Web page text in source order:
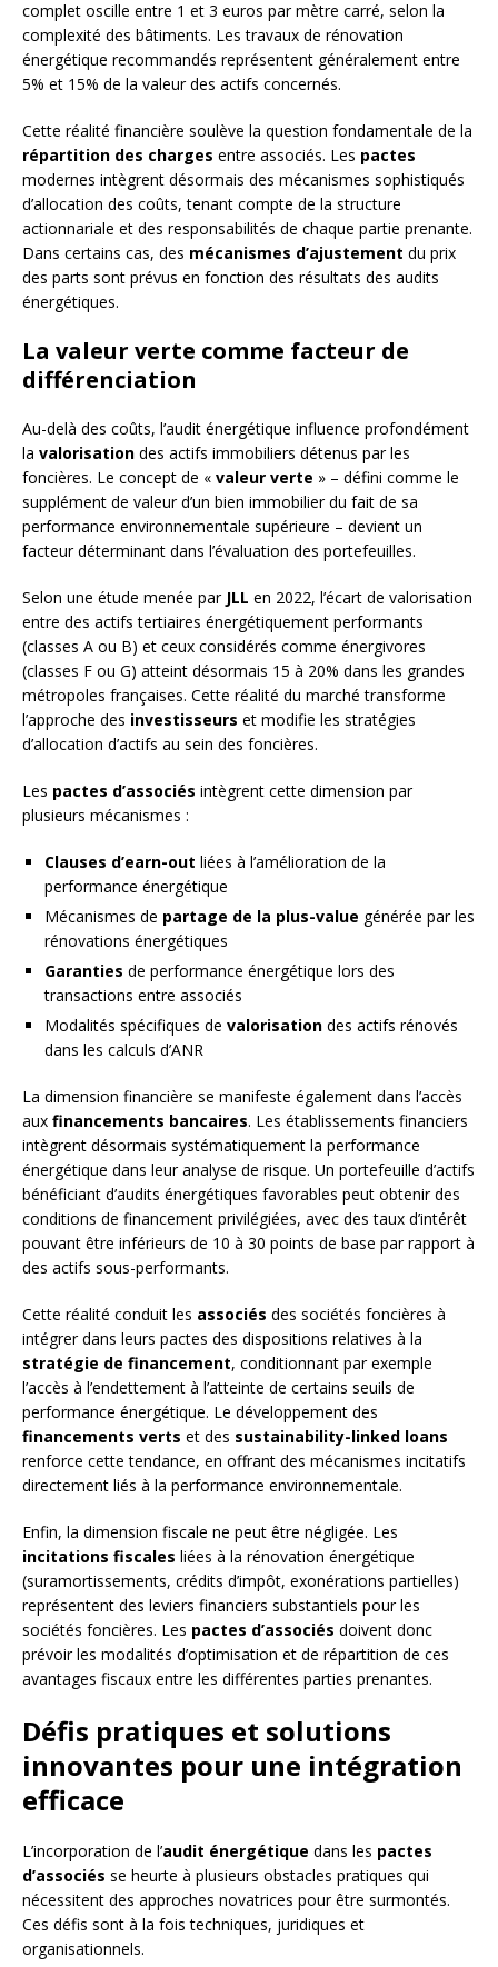
complet oscille entre 1 et 3 euros par mètre carré, selon la
complexité des bâtiments. Les travaux de rénovation
énergétique recommandés représentent généralement entre
5% et 15% de la valeur des actifs concernés.
Cette réalité financière soulève la question fondamentale de la
répartition des charges entre associés. Les pactes
modernes intègrent désormais des mécanismes sophistiqués
d’allocation des coûts, tenant compte de la structure
actionnariale et des responsabilités de chaque partie prenante.
Dans certains cas, des mécanismes d’ajustement du prix
des parts sont prévus en fonction des résultats des audits
énergétiques.
La valeur verte comme facteur de
différenciation
Au-delà des coûts, l’audit énergétique influence profondément
la valorisation des actifs immobiliers détenus par les
foncières. Le concept de « valeur verte » – défini comme le
supplément de valeur d’un bien immobilier du fait de sa
performance environnementale supérieure – devient un
facteur déterminant dans l’évaluation des portefeuilles.
Selon une étude menée par JLL en 2022, l’écart de valorisation
entre des actifs tertiaires énergétiquement performants
(classes A ou B) et ceux considérés comme énergivores
(classes F ou G) atteint désormais 15 à 20% dans les grandes
métropoles françaises. Cette réalité du marché transforme
l’approche des investisseurs et modifie les stratégies
d’allocation d’actifs au sein des foncières.
Les pactes d’associés intègrent cette dimension par
plusieurs mécanismes :
Clauses d’earn-out liées à l’amélioration de la
performance énergétique
Mécanismes de partage de la plus-value générée par les
rénovations énergétiques
Garanties de performance énergétique lors des
transactions entre associés
Modalités spécifiques de valorisation des actifs rénovés
dans les calculs d’ANR
La dimension financière se manifeste également dans l’accès
aux financements bancaires. Les établissements financiers
intègrent désormais systématiquement la performance
énergétique dans leur analyse de risque. Un portefeuille d’actifs
bénéficiant d’audits énergétiques favorables peut obtenir des
conditions de financement privilégiées, avec des taux d’intérêt
pouvant être inférieurs de 10 à 30 points de base par rapport à
des actifs sous-performants.
Cette réalité conduit les associés des sociétés foncières à
intégrer dans leurs pactes des dispositions relatives à la
stratégie de financement, conditionnant par exemple
l’accès à l’endettement à l’atteinte de certains seuils de
performance énergétique. Le développement des
financements verts et des sustainability-linked loans
renforce cette tendance, en offrant des mécanismes incitatifs
directement liés à la performance environnementale.
Enfin, la dimension fiscale ne peut être négligée. Les
incitations fiscales liées à la rénovation énergétique
(suramortissements, crédits d’impôt, exonérations partielles)
représentent des leviers financiers substantiels pour les
sociétés foncières. Les pactes d’associés doivent donc
prévoir les modalités d’optimisation et de répartition de ces
avantages fiscaux entre les différentes parties prenantes.
Défis pratiques et solutions
innovantes pour une intégration
efficace
L’incorporation de l’audit énergétique dans les pactes
d’associés se heurte à plusieurs obstacles pratiques qui
nécessitent des approches novatrices pour être surmontés.
Ces défis sont à la fois techniques, juridiques et
organisationnels.